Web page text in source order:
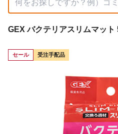
GEX バクテリアスリムマット
セール 受注手配品